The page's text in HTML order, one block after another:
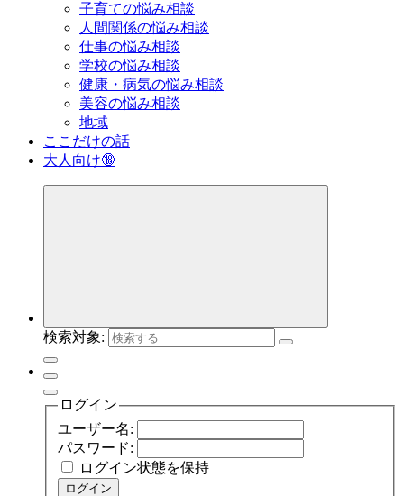
子育ての悩み相談
人間関係の悩み相談
仕事の悩み相談
学校の悩み相談
健康・病気の悩み相談
美容の悩み相談
地域
ここだけの話
大人向け🔞
検索対象:
ログイン
ユーザー名:
パスワード:
ログイン状態を保持
ログイン